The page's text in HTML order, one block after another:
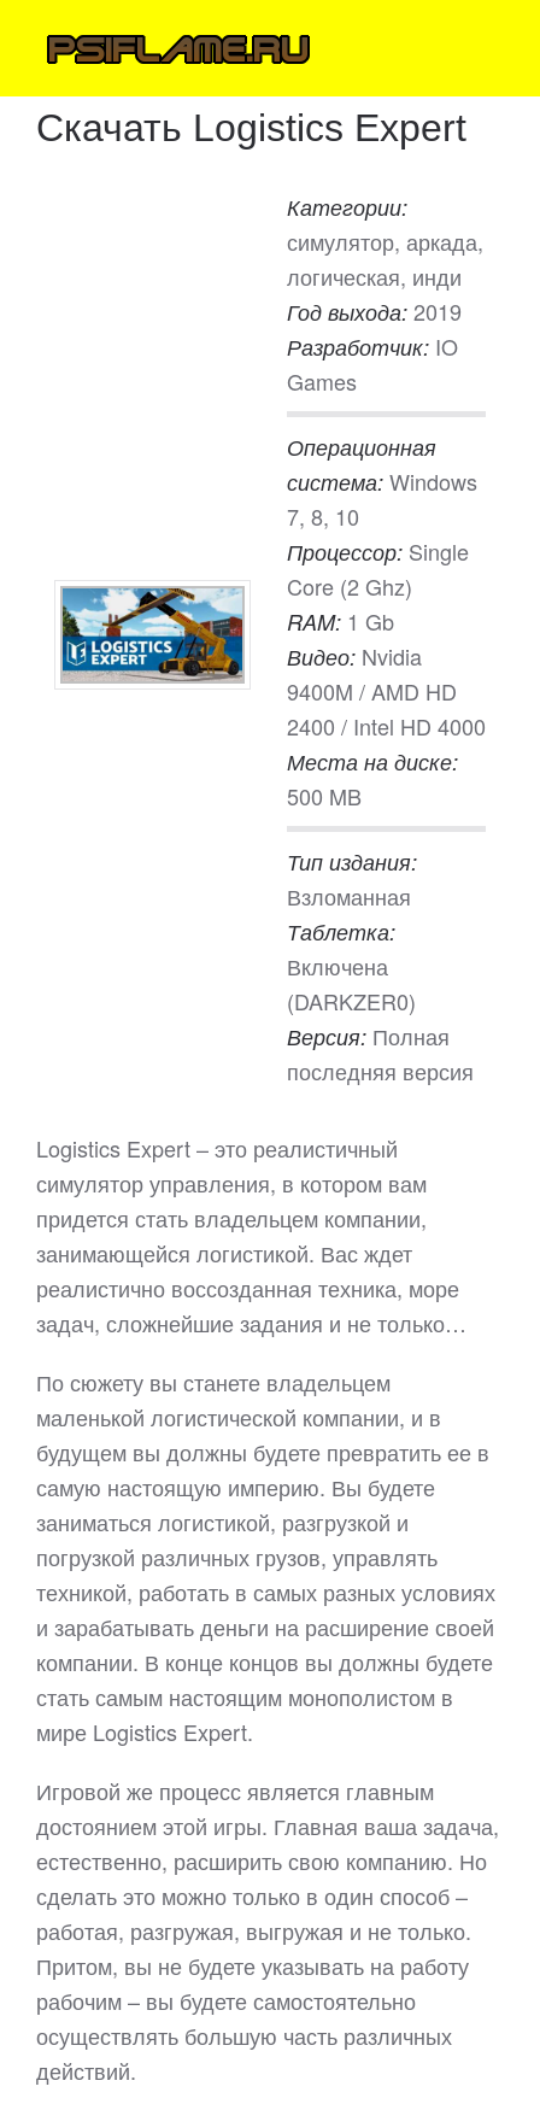
Скачать Logistics Expert
Категории:
симулятор, аркада,
логическая, инди
Год выхода: 2019
Разработчик: IO
Games
Операционная
система: Windows
7, 8, 10
Процессор: Single
Core (2 Ghz)
RAM: 1 Gb
Видео: Nvidia
9400M / AMD HD
2400 / Intel HD 4000
Места на диске:
500 MB
Тип издания:
Взломанная
Таблетка:
Включена
(DARKZER0)
Версия: Полная
последняя версия
Logistics Expert – это реалистичный
симулятор управления, в котором вам
придется стать владельцем компании,
занимающейся логистикой. Вас ждет
реалистично воссозданная техника, море
задач, сложнейшие задания и не только…
По сюжету вы станете владельцем
маленькой логистической компании, и в
будущем вы должны будете превратить ее в
самую настоящую империю. Вы будете
заниматься логистикой, разгрузкой и
погрузкой различных грузов, управлять
техникой, работать в самых разных условиях
и зарабатывать деньги на расширение своей
компании. В конце концов вы должны будете
стать самым настоящим монополистом в
мире Logistics Expert.
Игровой же процесс является главным
достоянием этой игры. Главная ваша задача,
естественно, расширить свою компанию. Но
сделать это можно только в один способ –
работая, разгружая, выгружая и не только.
Притом, вы не будете указывать на работу
рабочим – вы будете самостоятельно
осуществлять большую часть различных
действий.